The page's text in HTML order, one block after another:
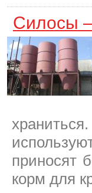
Силосы
приносят
корм для